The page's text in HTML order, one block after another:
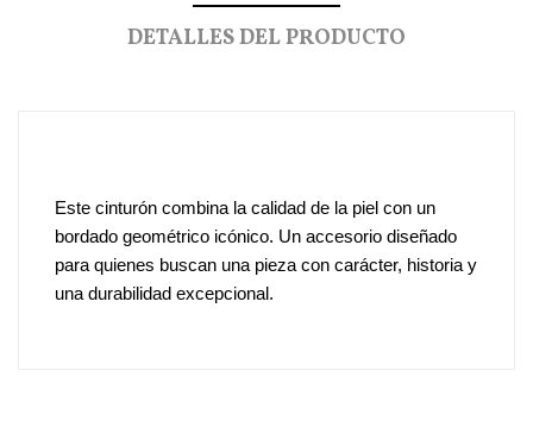
DETALLES DEL PRODUCTO
Este cinturón combina la calidad de la piel con un
bordado geométrico icónico. Un accesorio diseñado
para quienes buscan una pieza con carácter, historia y
una durabilidad excepcional.